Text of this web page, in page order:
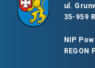
ul.
35-959
NIP
REGON